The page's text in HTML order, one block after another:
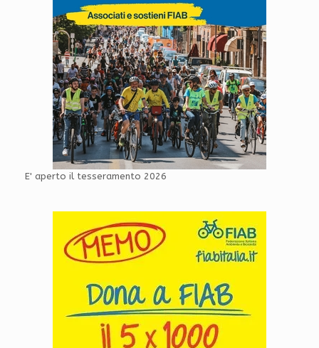
E' aperto il tesseramento 2026